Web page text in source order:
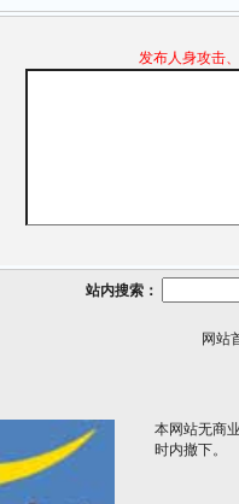
发布人身攻击
站内搜索：
网站
本网站无商
时内撤下。